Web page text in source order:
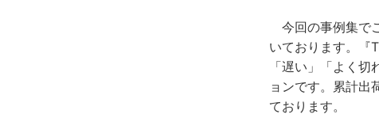
今回の事例集で
いております。『
「遅い」「よく
ョンです。累計
ております。